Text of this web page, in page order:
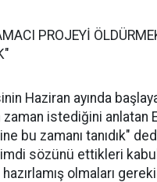
PROJEYİ
Haziran ayında
zaman istediğini anlatan
bu zamanı tanıdık"
sözünü ettikleri
hazırlamış olmaları